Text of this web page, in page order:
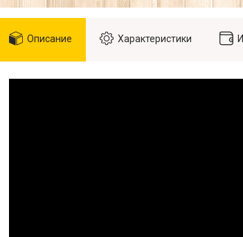
Описание Характеристики